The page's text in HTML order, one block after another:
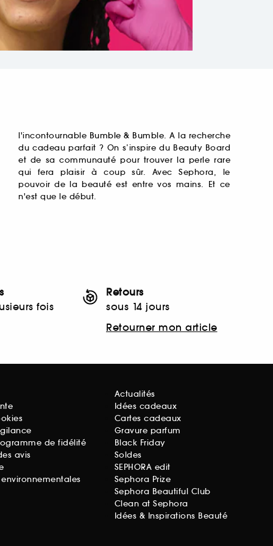
l'incontournable Bumble & Bumble. A la recherche
du cadeau parfait ? On s’inspire du Beauty Board
et de sa communauté pour trouver la perle rare
qui fera plaisir à coup sûr. Avec Sephora, le
pouvoir de la beauté est entre vos mains. Et ce
n'est que le début.
fois
Retours
sous 14 jours
Retourner mon article
de fidélité
avis
Actualités
Idées cadeaux
Cartes cadeaux
Gravure parfum
Black Friday
Soldes
SEPHORA edit
Sephora Prize
Sephora Beautiful Club
Clean at Sephora
Idées & Inspirations Beauté